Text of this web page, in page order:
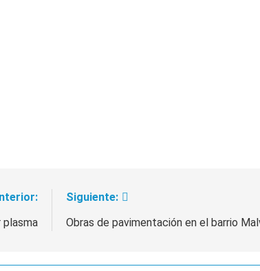
plasma
Siguiente:
Obras de pavimentación en el barrio